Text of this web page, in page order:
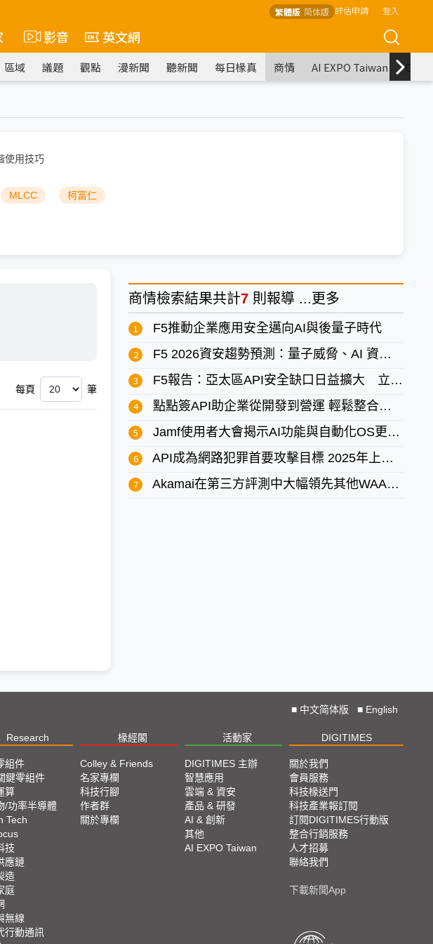
繁體版 简体版 評估申請 登入
影音 英文網
區域 議題 觀點 漫新聞 聽新聞 每日椽真 商情 AI EXPO Taiwan
使用技巧
MLCC 柯富仁
每頁 筆
商情檢索結果共計7 則報導 ... 更多
F5推動企業應用安全邁向AI與後量子時代
F5 2026資安趨勢預測：量子威脅、AI 資安斷層 以及韌性競逐戰
F5報告：亞太區API安全缺口日益擴大 立即強化治理與韌性
點點簽API助企業從開發到營運 輕鬆整合電子簽名到現有系統
Jamf使用者大會揭示AI功能與自動化OS更新打造全新企業級API生態系統
API成為網路犯罪首要攻擊目標 2025年上半發生超過4萬起API事件
Akamai在第三方評測中大幅領先其他WAAP供應商
■ 中文简体版 ■ English
Research 椽經閣 活動家 DIGITIMES
組件
鍵零組件
算
/功率半導體
Tech
技
應鏈
造
庭
無線
行動通訊
Colley & Friends
名家專欄
科技行腳
作者群
關於專欄
DIGITIMES 主辦
智慧應用
雲端 & 資安
產品 & 研發
AI & 創新
其他
AI EXPO Taiwan
關於我們
會員服務
科技椽送門
科技產業報訂閱
訂閱DIGITIMES行動版
整合行銷服務
人才招募
聯絡我們
下載新聞App